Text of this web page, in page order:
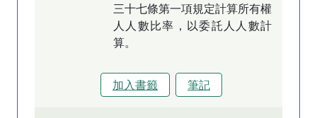
三十七條第一項規定計算所有權
人人數比率，以委託人人數計
算。
加入書籤 筆記